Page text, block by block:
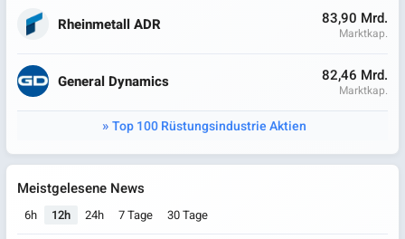
Rheinmetall ADR 83,90 Mrd.
Marktkap.
General Dynamics 82,46 Mrd.
Marktkap.
Top 100 Rüstungsindustrie Aktien
Meistgelesene News
6h 12h 24h 7 Tage 30 Tage